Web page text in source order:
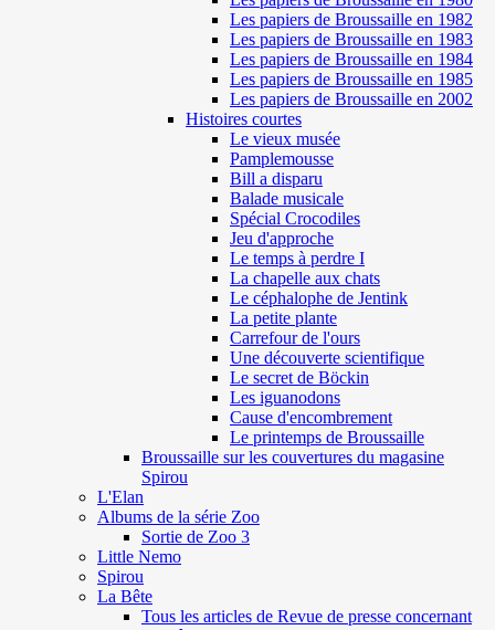
Les papiers de Broussaille en 1982
Les papiers de Broussaille en 1983
Les papiers de Broussaille en 1984
Les papiers de Broussaille en 1985
Les papiers de Broussaille en 2002
Histoires courtes
Le vieux musée
Pamplemousse
Bill a disparu
Balade musicale
Spécial Crocodiles
Jeu d'approche
Le temps à perdre I
La chapelle aux chats
Le céphalophe de Jentink
La petite plante
Carrefour de l'ours
Une découverte scientifique
Le secret de Böckin
Les iguanodons
Cause d'encombrement
Le printemps de Broussaille
Broussaille sur les couvertures du magasine
Spirou
L'Elan
Albums de la série Zoo
Sortie de Zoo 3
Little Nemo
Spirou
La Bête
Tous les articles de Revue de presse concernant